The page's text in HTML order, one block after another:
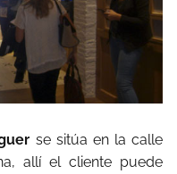
se sitúa en la calle
allí el cliente puede